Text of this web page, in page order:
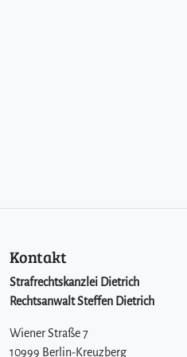
Kontakt
Strafrechtskanzlei Dietrich
Rechtsanwalt Steffen Dietrich
Wiener Straße 7
10999 Berlin-Kreuzberg